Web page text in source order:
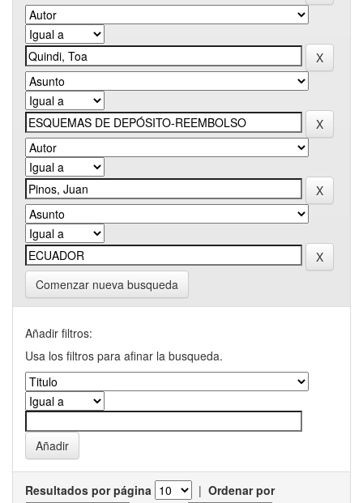
Comenzar nueva busqueda
Añadir filtros:
Usa los filtros para afinar la busqueda.
Resultados por página | Ordenar por